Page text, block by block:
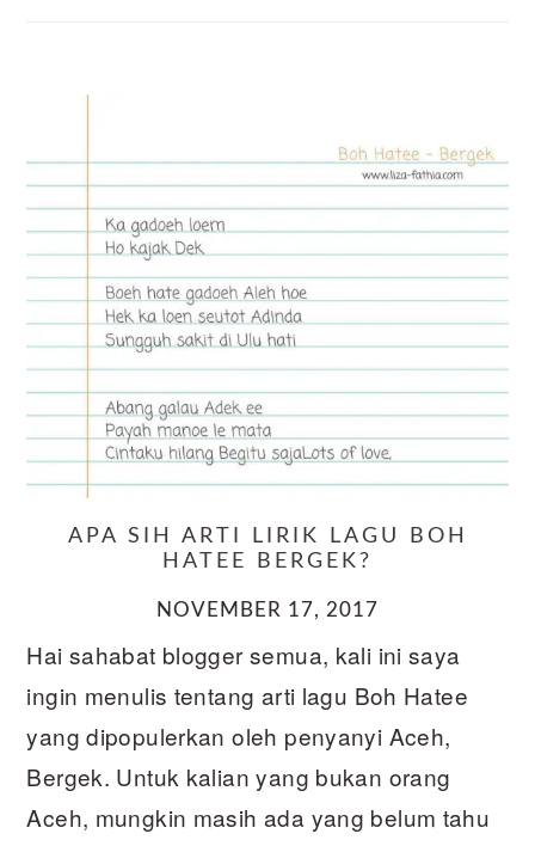
APA SIH ARTI LIRIK LAGU BOH
HATEE BERGEK?
NOVEMBER 17, 2017
Hai sahabat blogger semua, kali ini saya
ingin menulis tentang arti lagu Boh Hatee
yang dipopulerkan oleh penyanyi Aceh,
Bergek. Untuk kalian yang bukan orang
Aceh, mungkin masih ada yang belum tahu